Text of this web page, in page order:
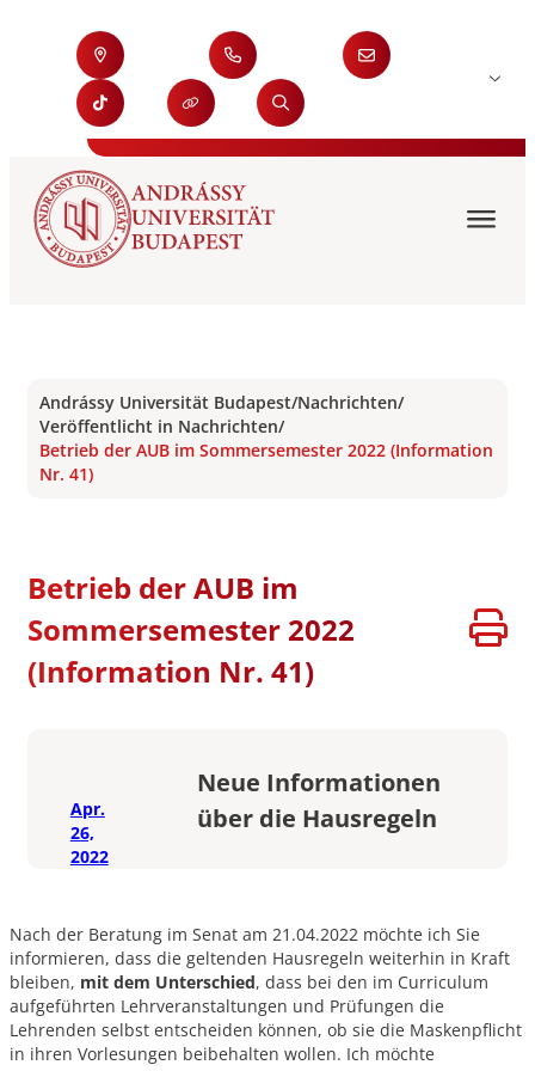
Andrássy Universität Budapest/Nachrichten/
Veröffentlicht in Nachrichten/
Betrieb der AUB im Sommersemester 2022 (Information
Nr. 41)
Betrieb der AUB im
Sommersemester 2022
(Information Nr. 41)
Apr.
26,
2022
Neue Informationen
über die Hausregeln
Nach der Beratung im Senat am 21.04.2022 möchte ich Sie
informieren, dass die geltenden Hausregeln weiterhin in Kraft
bleiben, mit dem Unterschied, dass bei den im Curriculum
aufgeführten Lehrveranstaltungen und Prüfungen die
Lehrenden selbst entscheiden können, ob sie die Maskenpflicht
in ihren Vorlesungen beibehalten wollen. Ich möchte